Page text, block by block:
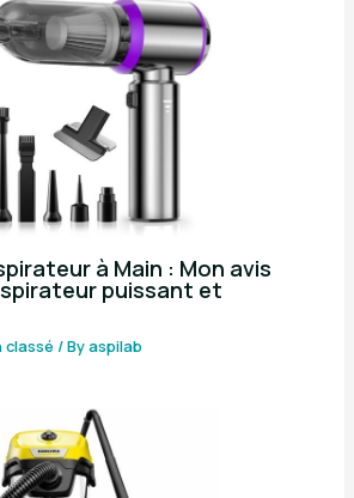
à Main : Mon avis
puissant et
classé / Byaspilab